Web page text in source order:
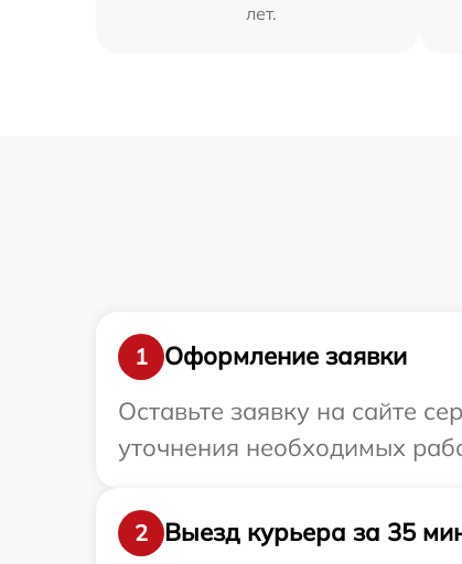
лет.
1
Оформление заявки
Оставьте заявку на сайте
уточнения необходимых
2
Выезд курьера за 35